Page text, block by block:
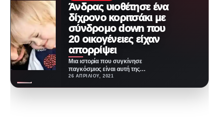
Άνδρας υιοθέτησε ένα
δίχρονο κοριτσάκι με
σύνδρομο down που
20 οικογένειες είχαν
απορρίψει
Μια ιστορία που συγκίνησε
παγκόσμιος είναι αυτή της
μικρής Alba. Το κοριτσάκι ήταν
26 ΑΠΡΙΛΊΟΥ, 2021